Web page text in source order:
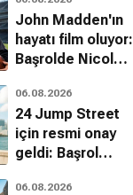
John Madden'ın
hayatı film oluyor:
Başrolde Nicolas
06.08.2026
24 Jump Street
için resmi onay
geldi: Başrol
06.08.2026